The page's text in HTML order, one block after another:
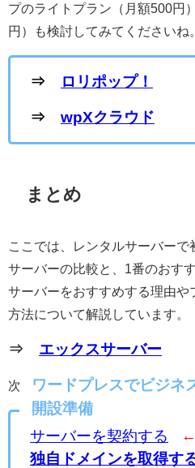
プのライトプラン（月額500円
円）も検討してみてくださいね。
⇒ ロリポップ！
⇒ wpXクラウド
まとめ
ここでは、レンタルサーバー
サーバーの比較と、1番のおす
サーバーをおすすめする理由や
方法について解説しています。
⇒ エックスサーバー
次は独自ドメインを取得します
ワードプレスでビジネ
開設準備
サーバーを契約する
独自ドメインを取得す